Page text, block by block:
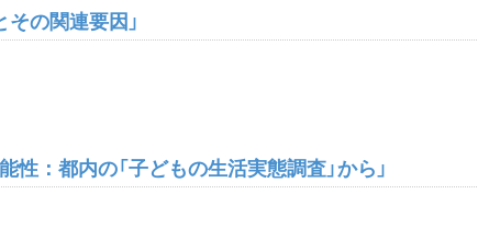
その関連要因」
：都内の「子どもの生活実態調査」から」